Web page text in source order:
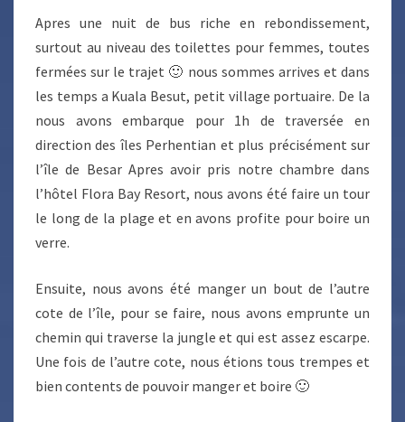
Apres une nuit de bus riche en rebondissement,
surtout au niveau des toilettes pour femmes, toutes
fermées sur le trajet 🙂 nous sommes arrives et dans
les temps a Kuala Besut, petit village portuaire. De la
nous avons embarque pour 1h de traversée en
direction des îles Perhentian et plus précisément sur
l’île de Besar Apres avoir pris notre chambre dans
l’hôtel Flora Bay Resort, nous avons été faire un tour
le long de la plage et en avons profite pour boire un
verre.
Ensuite, nous avons été manger un bout de l’autre
cote de l’île, pour se faire, nous avons emprunte un
chemin qui traverse la jungle et qui est assez escarpe.
Une fois de l’autre cote, nous étions tous trempes et
bien contents de pouvoir manger et boire 🙂